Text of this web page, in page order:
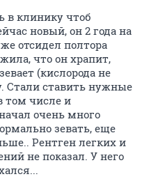
в клинику чтоб
новый, он 2 года на
отсидел полтора
что он храпит,
(кислорода не
Стали ставить нужные
том числе и
очень много
зевать, еще
Рентген легких и
не показал. У него